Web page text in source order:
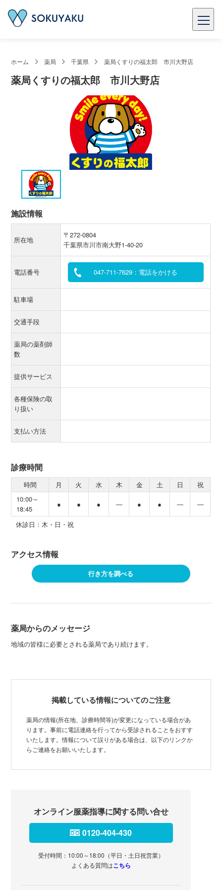
ホーム 薬局 千葉県 薬局くすりの福太郎 市川大野店
薬局くすりの福太郎 市川大野店
施設情報
所在地
〒272-0804
千葉県市川市南大野1-40-20
電話番号 047-711-7629：電話をかける
駐車場
交通手段
薬局の薬剤師
数
提供サービス
各種保険の取
り扱い
支払い方法
診療時間
時間 月 火 水 木 金 土 日
祝
10:00～
18:45
● ● ● ― ● ● ― ―
休診日：木・日・祝
アクセス情報
行き方を調べる
薬局からのメッセージ
地域の皆様に必要とされる薬局であり続けます。
掲載している情報についてのご注意
薬局の情報(所在地、診療時間等)が変更になっている場合があ
ります。事前に電話連絡を行ってから受診されることをおすす
いたします。情報について誤りがある場合は、以下のリンクか
らご連絡をお願いいたします。
オンライン服薬指導に関する問い合せ
0120-404-430
受付時間：10:00～18:00（平日・土日祝営業）
よくある質問はこちら